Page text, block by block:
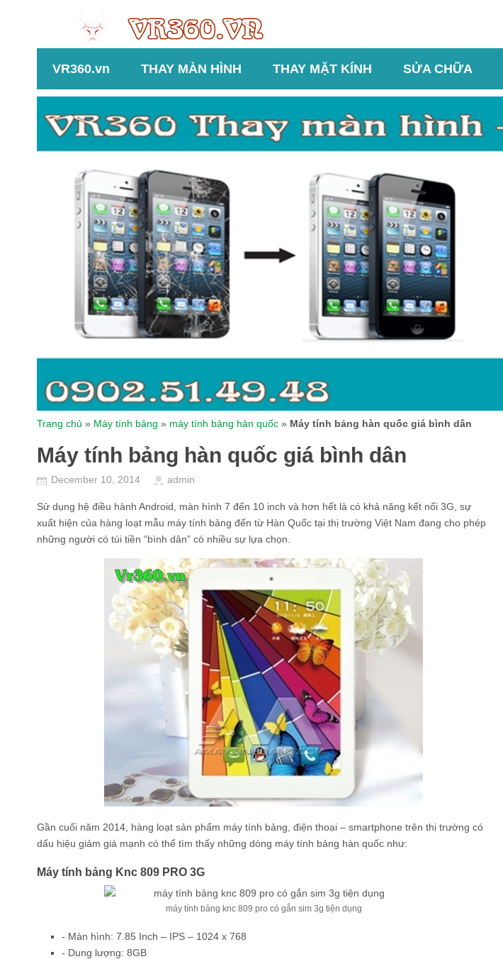
VR360.vn THAY MÀN HÌNH THAY MẶT KÍNH SỬA CHỮA
Trang chủ » Máy tính bảng » máy tính bảng hàn quốc » Máy tính bảng hàn quốc giá bình dân
Máy tính bảng hàn quốc giá bình dân
December 10, 2014 admin
Sử dụng hệ điều hành Android, màn hình 7 đến 10 inch và hơn hết là có khả năng kết nối 3G, sự
xuất hiện của hàng loạt mẫu máy tính bảng đến từ Hàn Quốc tại thị trường Việt Nam đang cho phép
những người có túi tiền “bình dân” có nhiều sự lựa chọn.
Gần cuối năm 2014, hàng loạt sản phẩm máy tính bảng, điện thoại – smartphone trên thị trường có
dấu hiệu giảm giá mạnh có thể tìm thấy những dòng máy tính bảng hàn quốc như:
Máy tính bảng Knc 809 PRO 3G
máy tính bảng knc 809 pro có gắn sim 3g tiện dụng
- Màn hình: 7.85 Inch – IPS – 1024 x 768
- Dung lượng: 8GB